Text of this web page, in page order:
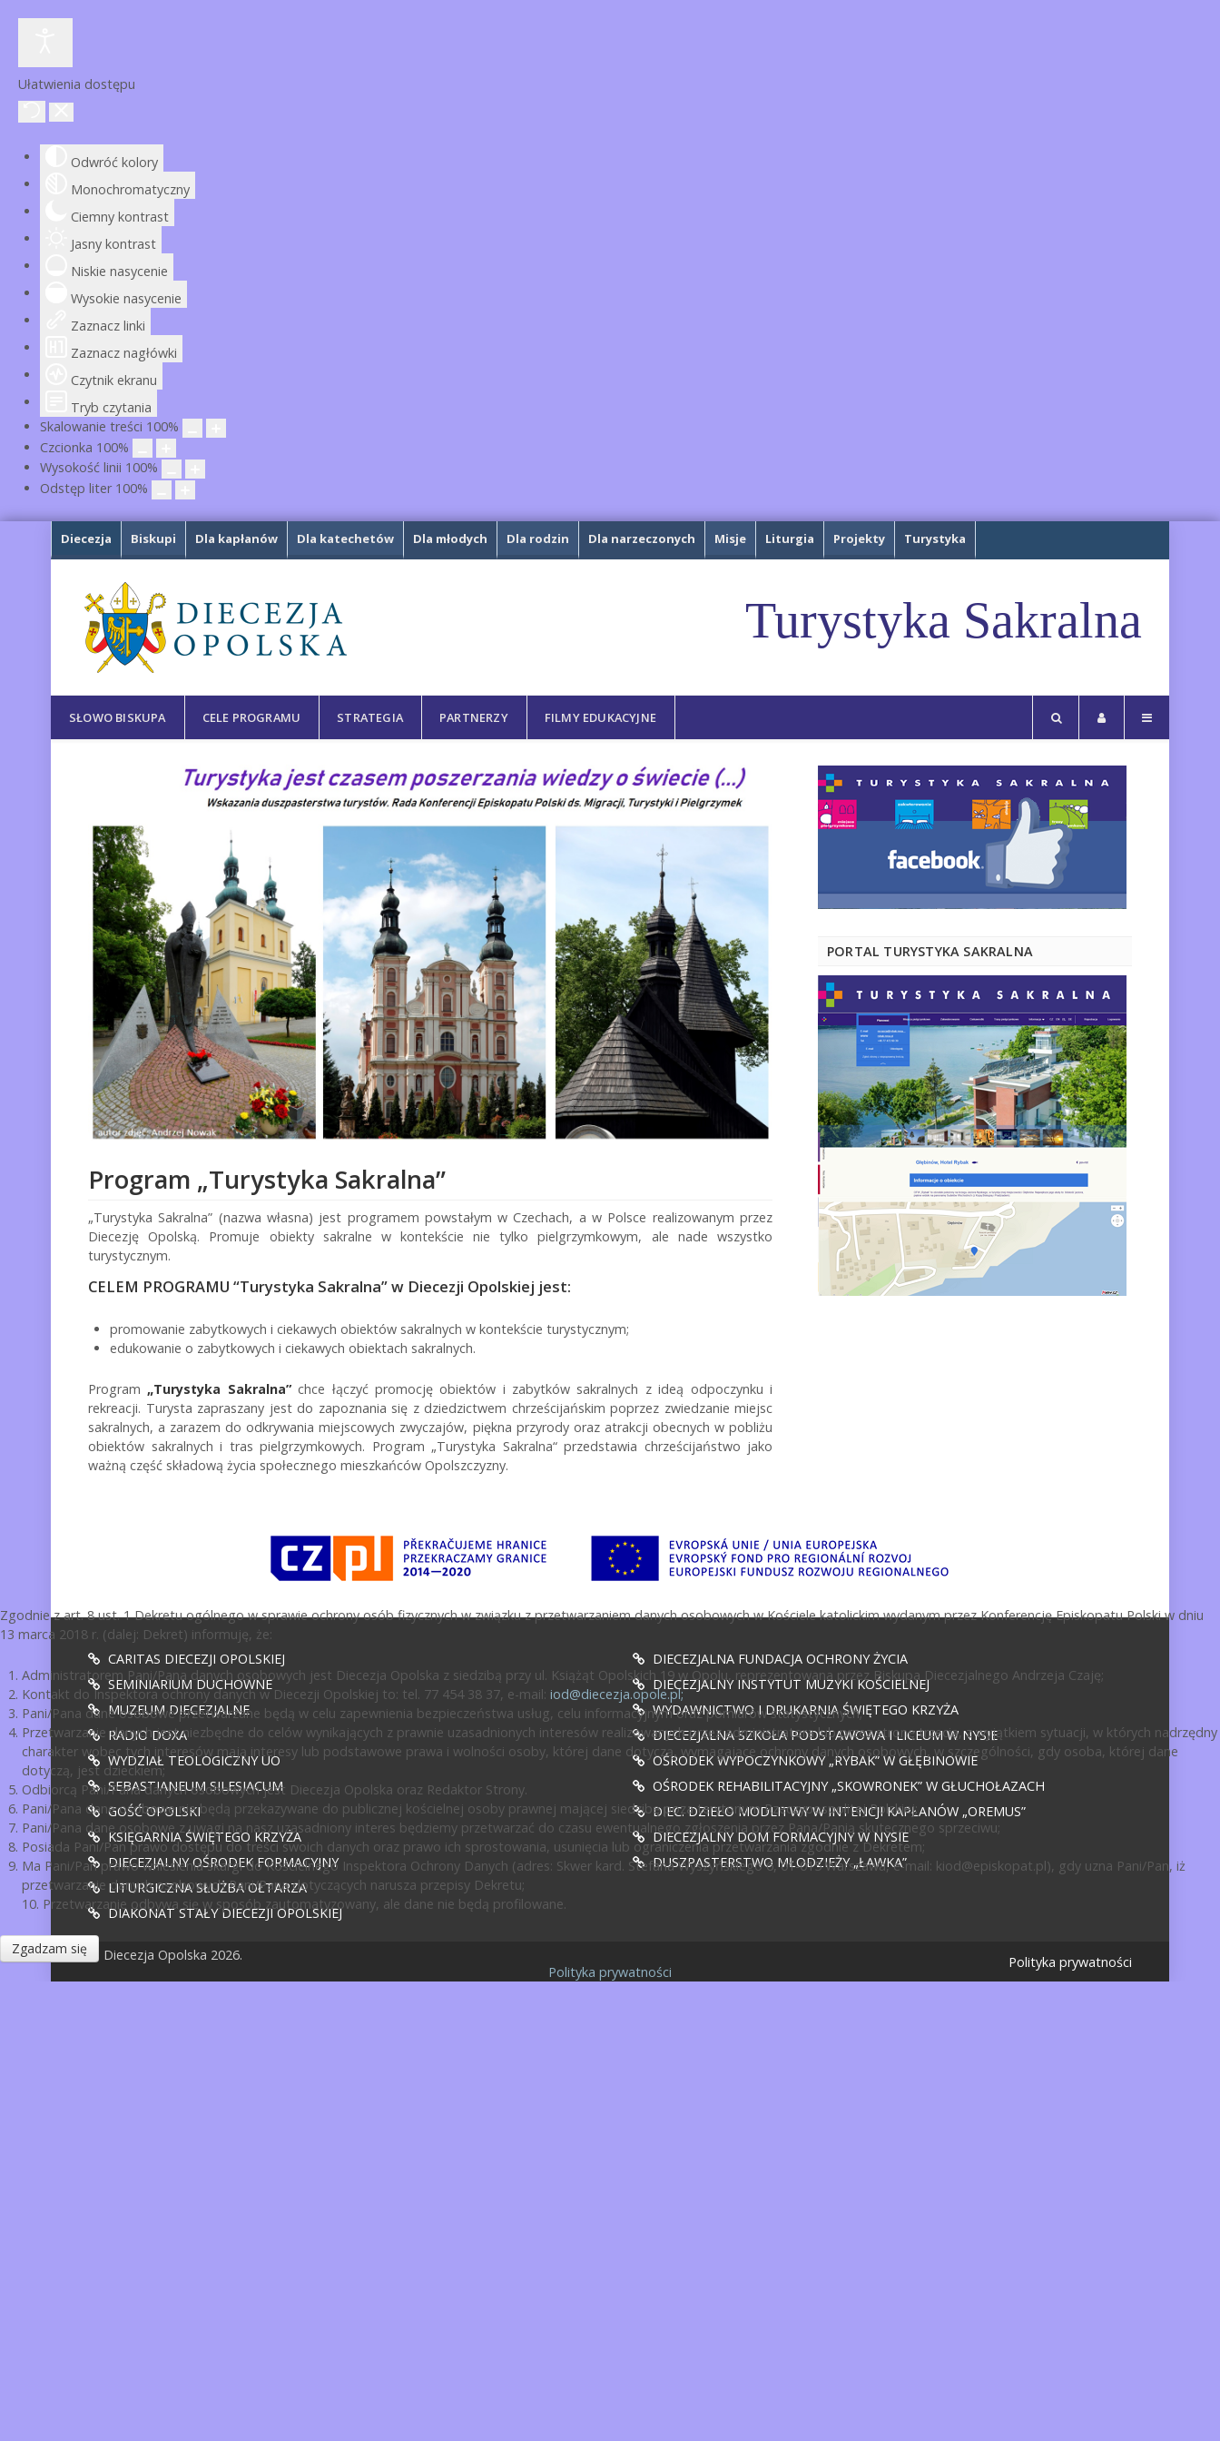
Ułatwienia dostępu
Odwróć kolory
Monochromatyczny
Ciemny kontrast
Jasny kontrast
Niskie nasycenie
Wysokie nasycenie
Zaznacz linki
Zaznacz nagłówki
Czytnik ekranu
Tryb czytania
Skalowanie treści 100%
Czcionka 100%
Wysokość linii 100%
Odstęp liter 100%
Diecezja Biskupi Dla kapłanów Dla katechetów Dla młodych Dla rodzin Dla narzeczonych Misje Liturgia Projekty Turystyka
Turystyka Sakralna
SŁOWO BISKUPA CELE PROGRAMU STRATEGIA PARTNERZY FILMY EDUKACYJNE
Program „Turystyka Sakralna”
„Turystyka Sakralna” (nazwa własna) jest programem powstałym w Czechach, a w Polsce realizowanym przez
Diecezję Opolską. Promuje obiekty sakralne w kontekście nie tylko pielgrzymkowym, ale nade wszystko
turystycznym.
CELEM PROGRAMU “Turystyka Sakralna” w Diecezji Opolskiej jest:
promowanie zabytkowych i ciekawych obiektów sakralnych w kontekście turystycznym;
edukowanie o zabytkowych i ciekawych obiektach sakralnych.
Program „Turystyka Sakralna”chce łączyć promocję obiektów i zabytków sakralnych z ideą odpoczynku i
rekreacji. Turysta zapraszany jest do zapoznania się z dziedzictwem chrześcijańskim poprzez zwiedzanie miejsc
sakralnych, a zarazem do odkrywania miejscowych zwyczajów, piękna przyrody oraz atrakcji obecnych w pobliżu
obiektów sakralnych i tras pielgrzymkowych. Program „Turystyka Sakralna“ przedstawia chrześcijaństwo jako
ważną część składową życia społecznego mieszkańców Opolszczyzny.
PORTAL TURYSTYKA SAKRALNA
CARITAS DIECEZJI OPOLSKIEJ
SEMINIARIUM DUCHOWNE
MUZEUM DIECEZJALNE
RADIO DOXA
WYDZIAŁ TEOLOGICZNY UO
SEBASTIANEUM SILESIACUM
GOŚĆ OPOLSKI
KSIĘGARNIA ŚWIĘTEGO KRZYŻA
DIECEZJALNY OŚRODEK FORMACYJNY
LITURGICZNA SŁUŻBA OŁTARZA
DIAKONAT STAŁY DIECEZJI OPOLSKIEJ
DIECEZJALNA FUNDACJA OCHRONY ŻYCIA
DIECEZJALNY INSTYTUT MUZYKI KOŚCIELNEJ
WYDAWNICTWO I DRUKARNIA ŚWIĘTEGO KRZYŻA
DIECEZJALNA SZKOŁA PODSTAWOWA I LICEUM W NYSIE
OŚRODEK WYPOCZYNKOWY „RYBAK” W GŁĘBINOWIE
OŚRODEK REHABILITACYJNY „SKOWRONEK” W GŁUCHOŁAZACH
DIEC. DZIEŁO MODLITWY W INTENCJI KAPŁANÓW „OREMUS”
DIECEZJALNY DOM FORMACYJNY W NYSIE
DUSZPASTERSTWO MŁODZIEŻY „ŁAWKA”
© Diecezja Opolska 2026. Polityka prywatności
Zgodnie z art. 8 ust. 1 Dekretu ogólnego w sprawie ochrony osób fizycznych w związku z przetwarzaniem danych osobowych w Kościele katolickim wydanym przez Konferencję Episkopatu Polski w dniu
13 marca 2018 r. (dalej: Dekret) informuję, że:
Administratorem Pani/Pana danych osobowych jest Diecezja Opolska z siedzibą przy ul. Książąt Opolskich 19 w Opolu, reprezentowana przez Biskupa Diecezjalnego Andrzeja Czaję;
Kontakt do Inspektora ochrony danych w Diecezji Opolskiej to: tel. 77 454 38 37, e-mail: iod@diecezja.opole.pl;
Pani/Pana dane osobowe przetwarzane będą w celu zapewnienia bezpieczeństwa usług, celu informacyjnym oraz pomiarów statystycznych;
Przetwarzanie danych jest niezbędne do celów wynikających z prawnie uzasadnionych interesów realizowanych przez administratora lub przez stronę trzecią, z wyjątkiem sytuacji, w których nadrzędny
charakter wobec tych interesów mają interesy lub podstawowe prawa i wolności osoby, której dane dotyczą, wymagające ochrony danych osobowych, w szczególności, gdy osoba, której dane
dotyczą, jest dzieckiem;
Odbiorcą Pani/Pana danych osobowych jest Diecezja Opolska oraz Redaktor Strony.
Pani/Pana dane osobowe nie będą przekazywane do publicznej kościelnej osoby prawnej mającej siedzibę poza terytorium Rzeczypospolitej Polskiej;
Pani/Pana dane osobowe z uwagi na nasz uzasadniony interes będziemy przetwarzać do czasu ewentualnego zgłoszenia przez Pana/Panią skutecznego sprzeciwu;
Posiada Pani/Pan prawo dostępu do treści swoich danych oraz prawo ich sprostowania, usunięcia lub ograniczenia przetwarzania zgodnie z Dekretem;
Ma Pani/Pan prawo wniesienia skargi do Kościelnego Inspektora Ochrony Danych (adres: Skwer kard. Stefana Wyszyńskiego 6, 01-015 Warszawa, e-mail: kiod@episkopat.pl), gdy uzna Pani/Pan, iż
przetwarzanie danych osobowych Pani/Pana dotyczących narusza przepisy Dekretu;
10. Przetwarzanie odbywa się w sposób zautomatyzowany, ale dane nie będą profilowane.
Zgadzam się
Polityka prywatności